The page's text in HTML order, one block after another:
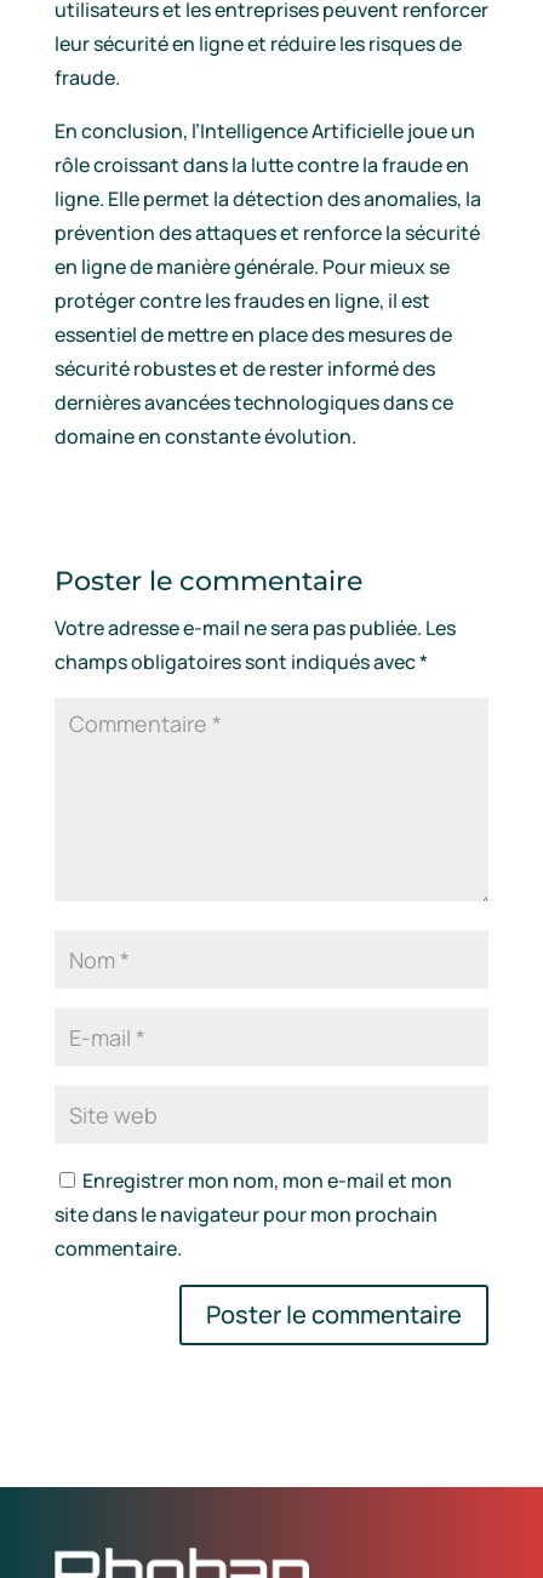
utilisateurs et les entreprises peuvent renforcer
leur sécurité en ligne et réduire les risques de
fraude.
En conclusion, l’Intelligence Artificielle joue un
rôle croissant dans la lutte contre la fraude en
ligne. Elle permet la détection des anomalies, la
prévention des attaques et renforce la sécurité
en ligne de manière générale. Pour mieux se
protéger contre les fraudes en ligne, il est
essentiel de mettre en place des mesures de
sécurité robustes et de rester informé des
dernières avancées technologiques dans ce
domaine en constante évolution.
Poster le commentaire
Votre adresse e-mail ne sera pas publiée. Les
champs obligatoires sont indiqués avec*
Enregistrer mon nom, mon e-mail et mon
site dans le navigateur pour mon prochain
commentaire.